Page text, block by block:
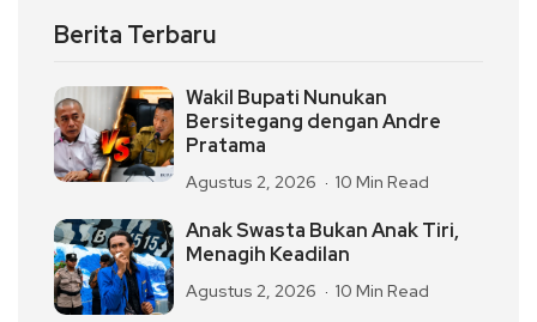
Berita Terbaru
Wakil Bupati Nunukan
Bersitegang dengan Andre
Pratama
Agustus 2, 2026 10 Min Read
Anak Swasta Bukan Anak Tiri,
Menagih Keadilan
Agustus 2, 2026 10 Min Read